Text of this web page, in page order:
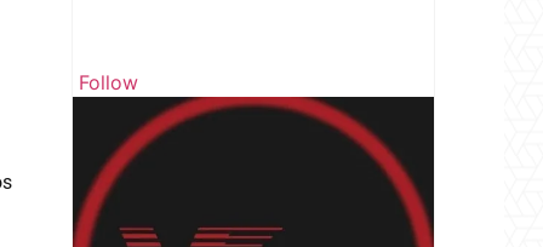
Follow